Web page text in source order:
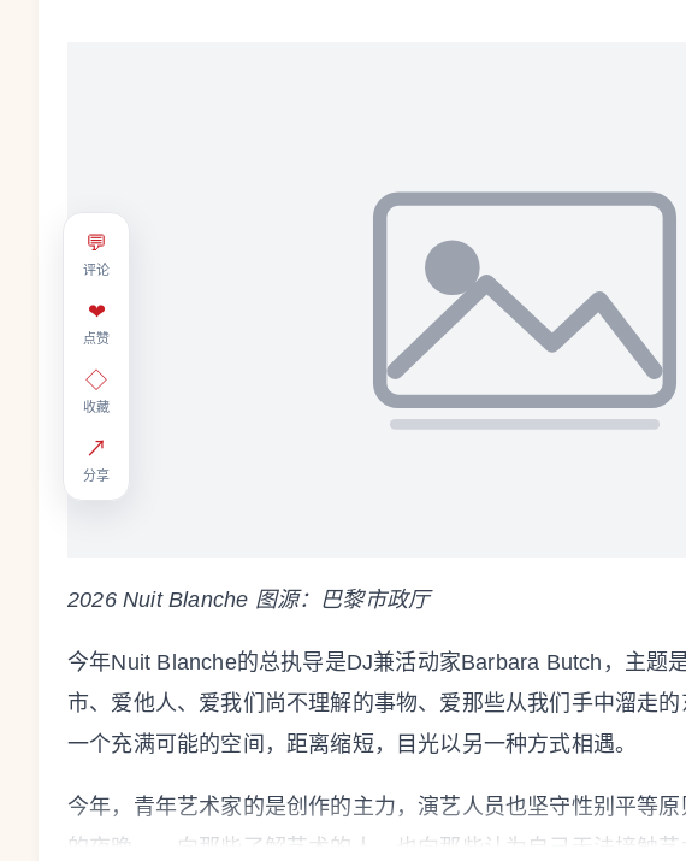
💬
评论
❤
点赞
◇
收藏
↗
分享
2026 Nuit Blanche 图源：巴黎市政厅
今年Nuit Blanche的总执导是DJ兼活动家Barbara Butch，主题
市、爱他人、爱我们尚不理解的事物、爱那些从我们手中溜走
一个充满可能的空间，距离缩短，目光以另一种方式相遇。
今年，青年艺术家的是创作的主力，演艺人员也坚守性别平等
的夜晚——向那些了解艺术的人，也向那些认为自己无法接触艺